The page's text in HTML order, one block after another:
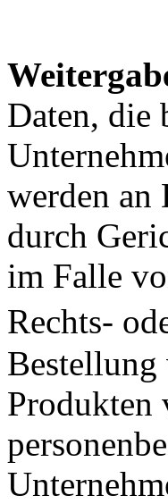
Daten, die
werden
durch
im Falle
Rechts-
Produkten